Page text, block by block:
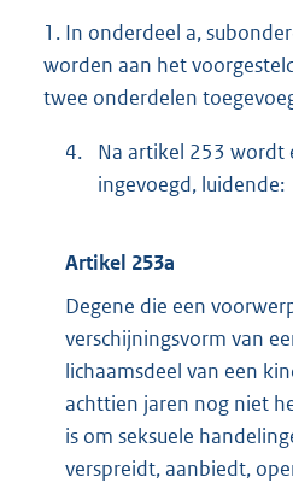
1. In onderdeel a,
worden aan het
twee onderdelen
4.
Na artikel 253 wordt
ingevoegd, luidende:
Artikel 253a
Degene die een
verschijningsvorm van
lichaamsdeel van een
achttien jaren nog niet
is om seksuele
verspreidt, aanbiedt,